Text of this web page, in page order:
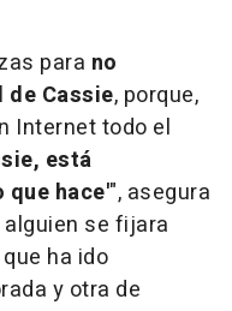
para no
Cassie, porque,
Internet todo el
está
hace'", asegura
alguien se fijara
ha ido
y otra de